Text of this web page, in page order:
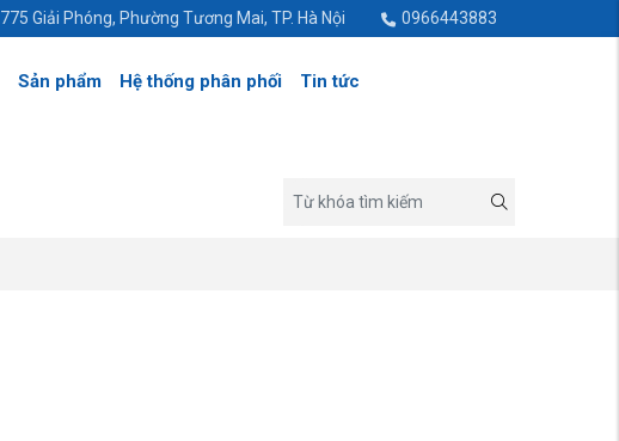
775 Giải Phóng, Phường Tương Mai, TP. Hà Nội 0966443883
Sản phẩm Hệ thống phân phối Tin tức